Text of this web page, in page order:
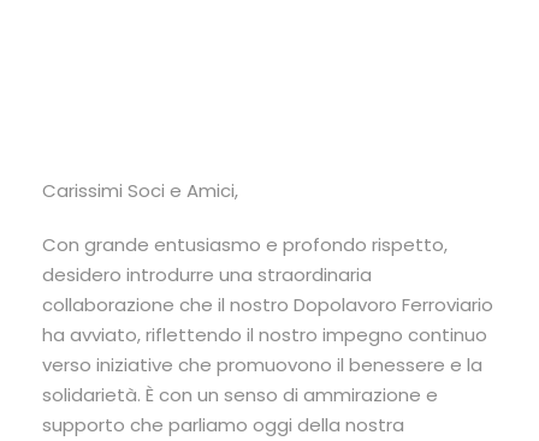
Carissimi Soci e Amici,
Con grande entusiasmo e profondo rispetto,
desidero introdurre una straordinaria
collaborazione che il nostro Dopolavoro Ferroviario
ha avviato, riflettendo il nostro impegno continuo
verso iniziative che promuovono il benessere e la
solidarietà. È con un senso di ammirazione e
supporto che parliamo oggi della nostra